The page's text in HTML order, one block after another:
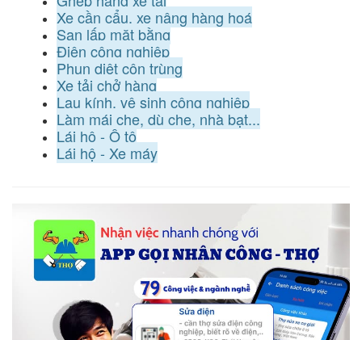
Xe cần cẩu, xe nâng hàng hoá
San lấp mặt bằng
Điện công nghiệp
Phun diệt côn trùng
Xe tải chở hàng
Lau kính, vệ sinh công nghiệp
Làm mái che, dù che, nhà bạt...
Lái hộ - Ô tô
Lái hộ - Xe máy